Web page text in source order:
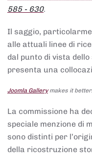
585 - 630.
Il saggio,
alle attuali linee di
dal punto di vista
presenta una
Joomla Gallerymakes it
La commissione ha
speciale menzione di
sono distinti per
della ricostruzione